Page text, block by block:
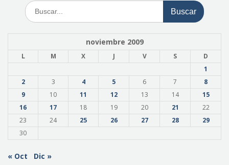
Buscar:
noviembre 2009
L M X J V S
D
1
2
3 4 5 6 7
8
9
10 11 12 13 14
15
16
17 18 19 20 21
22
23
24 25 26 27 28
29
30
« Oct Dic »